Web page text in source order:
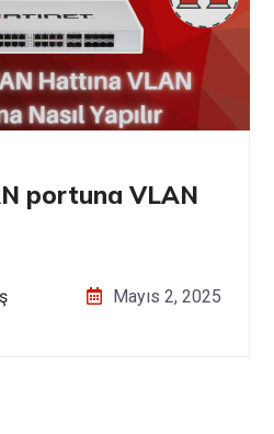
portuna VLAN
Mayıs 2, 2025